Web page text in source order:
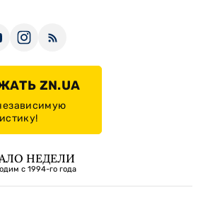
ZN.UA
НЕДЕЛИ
с 1994-го года